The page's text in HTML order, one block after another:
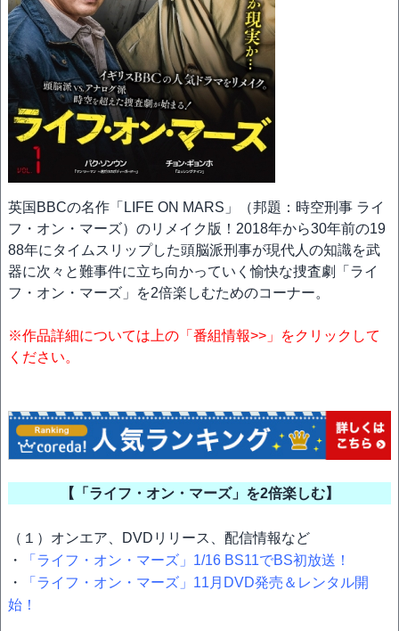
英国BBCの名作「LIFE ON MARS」（邦題：時空刑事 ライ
フ・オン・マーズ）のリメイク版！2018年から30年前の19
88年にタイムスリップした頭脳派刑事が現代人の知識を武
器に次々と難事件に立ち向かっていく愉快な捜査劇「ライ
フ・オン・マーズ」を2倍楽しむためのコーナー。
※作品詳細については上の「番組情報>>」をクリックして
ください。
【「ライフ・オン・マーズ」を2倍楽しむ】
（１）オンエア、DVDリリース、配信情報など
・
「ライフ・オン・マーズ」1/16 BS11でBS初放送！
・
「ライフ・オン・マーズ」11月DVD発売＆レンタル開
始！